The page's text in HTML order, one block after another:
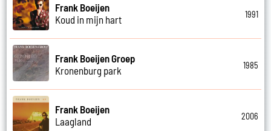
Frank Boeijen
Koud in mijn hart
1991
Frank Boeijen Groep
Kronenburg park
1985
Frank Boeijen
Laagland
2006